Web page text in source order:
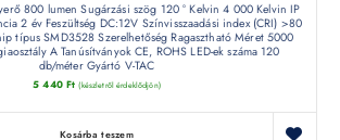
800 lumen Sugárzási szög 120 ° Kelvin 4 000 Kelvin IP
2 év Feszültség DC:12V Színvisszaadási index (CRI) >80
típus SMD3528 Szerelhetőség Ragasztható Méret 5000
A Tanúsítványok CE, ROHS LED-ek száma 120
db/méter Gyártó V-TAC
5 440 Ft (készletről érdeklődjön)
Kosárba teszem